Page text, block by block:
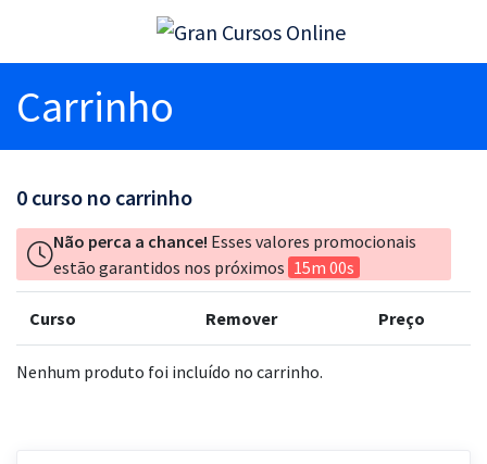
Carrinho
0 curso no carrinho
Não perca a chance! Esses valores promocionais
estão garantidos nos próximos 15m 00s
Curso Remover Preço
Nenhum produto foi incluído no carrinho.